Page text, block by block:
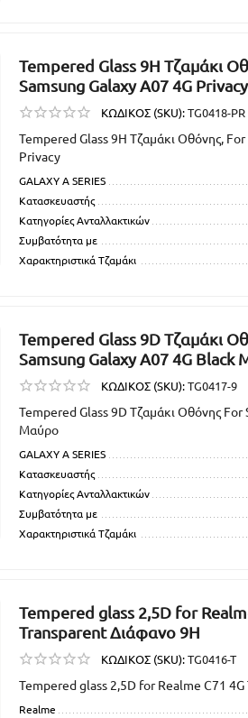
Tempered Glass 9H Τζαμάκι
Samsung Galaxy A07 4G Privacy
ΚΩΔΙΚΟΣ (SKU):TG0418-PR
Tempered Glass 9H Τζαμάκι Οθόνης,
Privacy
GALAXY A SERIES
Κατασκευαστής
Κατηγορίες Ανταλλακτικών
Συμβατότητα με
Χαρακτηριστικά Τζαμάκι
Tempered Glass 9D Τζαμάκι
Samsung Galaxy A07 4G Black
ΚΩΔΙΚΟΣ (SKU):TG0417-9
Tempered Glass 9D Τζαμάκι Οθόνης For
Μαύρο
GALAXY A SERIES
Κατασκευαστής
Κατηγορίες Ανταλλακτικών
Συμβατότητα με
Χαρακτηριστικά Τζαμάκι
Tempered glass 2,5D for
Transparent Διάφανο 9H
ΚΩΔΙΚΟΣ (SKU):TG0416-T
Tempered glass 2,5D for Realme C71
Realme